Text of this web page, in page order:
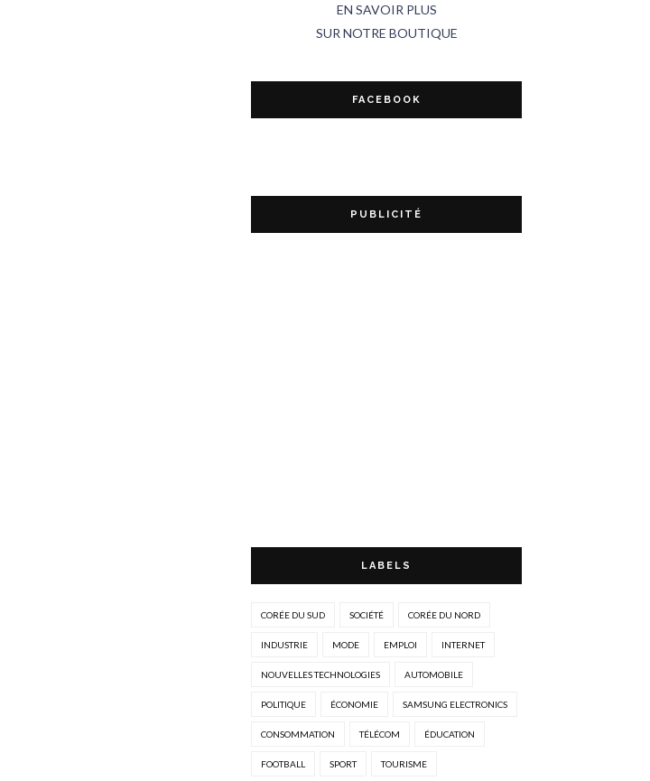
EN SAVOIR PLUS
SUR NOTRE BOUTIQUE
FACEBOOK
PUBLICITÉ
LABELS
CORÉE DU SUD SOCIÉTÉ CORÉE DU NORD
INDUSTRIE MODE EMPLOI INTERNET
NOUVELLES TECHNOLOGIES AUTOMOBILE
POLITIQUE ÉCONOMIE SAMSUNG ELECTRONICS
CONSOMMATION TÉLÉCOM ÉDUCATION
FOOTBALL SPORT TOURISME